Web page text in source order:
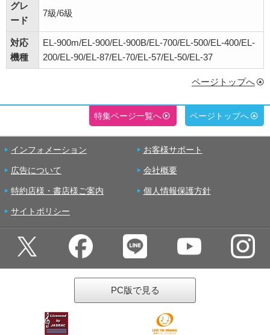
グレ
ード
7級/6級
対応
機種
EL-900m/EL-900/EL-900B/EL-700/EL-500/EL-400/EL-
200/EL-90/EL-87/EL-70/EL-57/EL-50/EL-37
ページトップへ
特集ページ一覧へ ページトップへ
インフォメーション お客様サポート
広告について 会社概要
特約店様・書店様ご案内 個人情報保護方針
サイトポリシー
PC版で見る